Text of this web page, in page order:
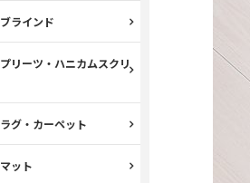
ブラインド
プリーツ・ハニカムスクリ
ラグ・カーペット
マット